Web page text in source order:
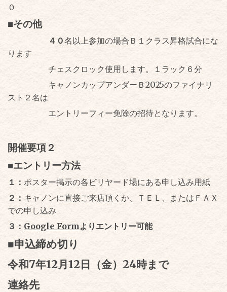
０
■その他
４０名以上参加の場合Ｂ１クラス昇格試合にな
ります
チェスクロック使用します。１ラック６分
キャノンカップアンダーＢ 2025のファイナリ
スト２名は
エントリーフィー免除の招待となります。
開催要項２
■エントリー方法
１： ポスター掲示の各ビリヤード場にある申し込み用紙
２： キャノンに直接ご来店頂くか、ＴＥＬ、またはＦＡＸ
での申し込み
３： Google Form よりエントリー可能
■申込締め切り
令和7年12月12日（金）24時まで
連絡先